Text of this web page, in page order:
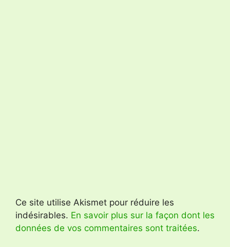
Ce site utilise Akismet pour réduire les
indésirables. En savoir plus sur la façon dont les
données de vos commentaires sont traitées.